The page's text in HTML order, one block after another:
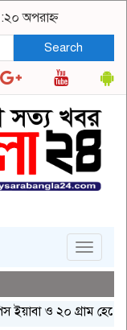
অপরাহ্ন
Search
Toggle
ও ২০ গ্রাম হেরোইনসহ